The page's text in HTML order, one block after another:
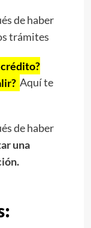
de haber
trámites
Aquí te
de haber
una